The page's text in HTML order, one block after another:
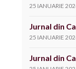
25 IANUARIE
Jurnal din
25 IANUARIE
Jurnal din